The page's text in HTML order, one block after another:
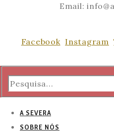
Email:
Facebook Instagram
A SEVERA
SOBRE NÓS